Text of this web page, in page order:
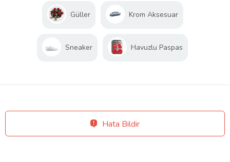
Güller Krom Aksesuar
Sneaker Havuzlu Paspas
Hata Bildir